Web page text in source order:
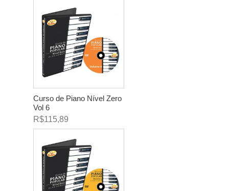
Curso de Piano Nível Zero
Vol 6
R$115,89